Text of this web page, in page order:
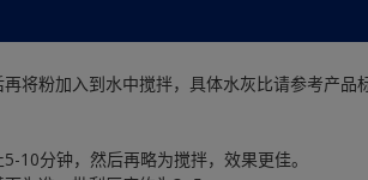
将粉加入到水中搅拌，具体水灰比请参考产品
10分钟，然后再略为搅拌，效果更佳。